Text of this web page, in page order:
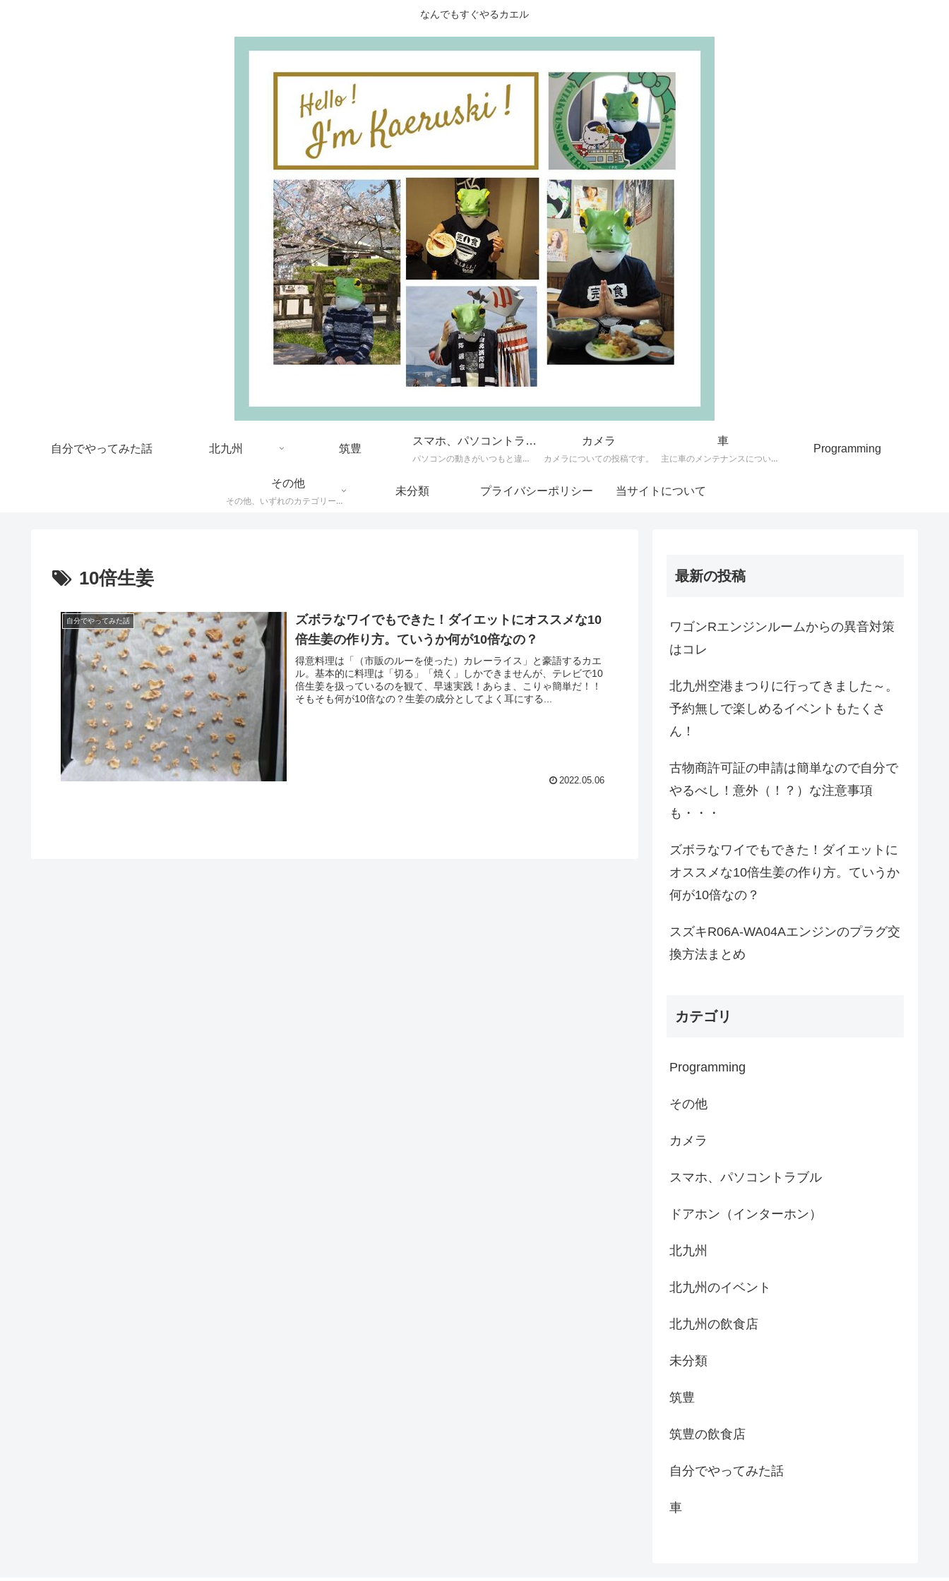
なんでもすぐやるカエル
自分でやってみた話 北九州 筑豊
スマホ、パソコントラブル
パソコンの動きがいつもと違う！？ショップに持ち込む前に見ると良いかもしれないことをご紹介。
カメラ
カメラについての投稿です。
車
主に車のメンテナンスについて触れています。当方ただの車好きの為、作業手順が正しくない場合もあるかもしれないので、作業は自己責任で行って下さい。
Programming
その他
その他、いずれのカテゴリーにも属さない記事です。
未分類 プライバシーポリシー 当サイトについて
10倍生姜
自分でやってみた話
ズボラなワイでもできた！ダイエットにオススメな10
倍生姜の作り方。ていうか何が10倍なの？
得意料理は「（市販のルーを使った）カレーライス」と豪語するカエ
ル。基本的に料理は「切る」「焼く」しかできませんが、テレビで10
倍生姜を扱っているのを観て、早速実践！あらま、こりゃ簡単だ！！
そもそも何が10倍なの？生姜の成分としてよく耳にする...
2022.05.06
最新の投稿
ワゴンRエンジンルームからの異音対策
はコレ
北九州空港まつりに行ってきました～。
予約無しで楽しめるイベントもたくさ
ん！
古物商許可証の申請は簡単なので自分で
やるべし！意外（！？）な注意事項
も・・・
ズボラなワイでもできた！ダイエットに
オススメな10倍生姜の作り方。ていうか
何が10倍なの？
スズキR06A-WA04Aエンジンのプラグ交
換方法まとめ
カテゴリ
Programming
その他
カメラ
スマホ、パソコントラブル
ドアホン（インターホン）
北九州
北九州のイベント
北九州の飲食店
未分類
筑豊
筑豊の飲食店
自分でやってみた話
車